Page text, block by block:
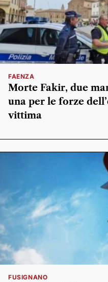
FAENZA
Morte Fakir, due
una per le forze
vittima
FUSIGNANO